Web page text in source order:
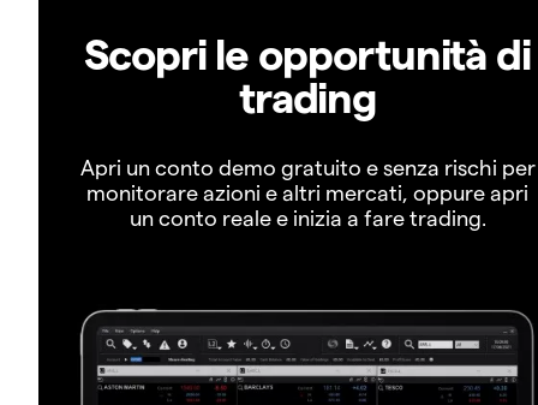
Scopri le opportunità di
trading
Apri un conto demo gratuito e senza rischi per
monitorare azioni e altri mercati, oppure apri
un conto reale e inizia a fare trading.